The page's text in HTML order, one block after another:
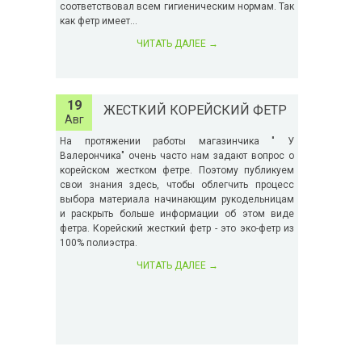
соответствовал всем гигиеническим нормам. Так
как фетр имеет...
ЧИТАТЬ ДАЛЕЕ →
19
Авг
ЖЕСТКИЙ КОРЕЙСКИЙ ФЕТР
На протяжении работы магазинчика " У
Валерончика" очень часто нам задают вопрос о
корейском жестком фетре. Поэтому публикуем
свои знания здесь, чтобы облегчить процесс
выбора материала начинающим рукодельницам
и раскрыть больше информации об этом виде
фетра. Корейский жесткий фетр - это эко-фетр из
100% полиэстра.
ЧИТАТЬ ДАЛЕЕ →